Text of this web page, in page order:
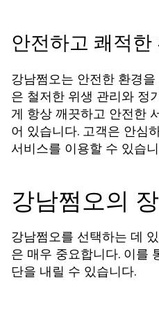
안전하고 쾌적한
강남쩜오는 안전한 환경
은 철저한 위생 관리와 정
게 항상 깨끗하고 안전한
어 있습니다. 고객은 안심
서비스를 이용할 수 있습
강남쩜오의
강남쩜오를 선택하는 데
은 매우 중요합니다. 이를
단을 내릴 수 있습니다.